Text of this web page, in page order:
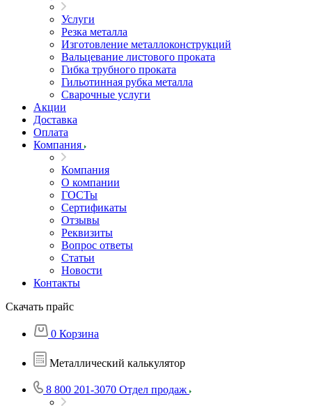
Услуги
Резка металла
Изготовление металлоконструкций
Вальцевание листового проката
Гибка трубного проката
Гильотинная рубка металла
Сварочные услуги
Акции
Доставка
Оплата
Компания
Компания
О компании
ГОСТы
Сертификаты
Отзывы
Реквизиты
Вопрос ответы
Статьи
Новости
Контакты
Скачать прайс
0 Корзина
Металлический калькулятор
8 800 201-3070 Отдел продаж